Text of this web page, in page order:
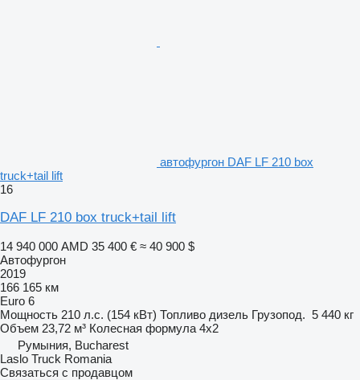
автофургон DAF LF 210 box
truck+tail lift
16
DAF LF 210 box truck+tail lift
14 940 000 AMD 35 400 € ≈ 40 900 $
Автофургон
2019
166 165 км
Euro 6
Мощность 210 л.с. (154 кВт) Топливо дизель Грузопод. 5 440 кг
Объем 23,72 м³ Колесная формула 4x2
Румыния, Bucharest
Laslo Truck Romania
Связаться с продавцом